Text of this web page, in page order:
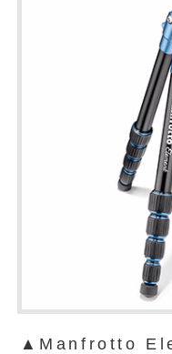
▲Manfrotto